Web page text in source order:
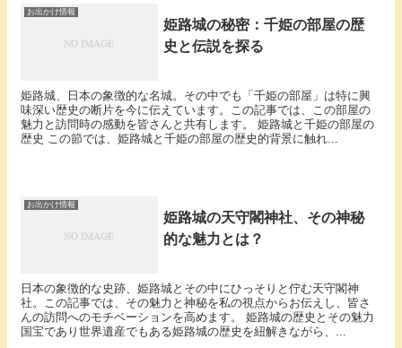
お出かけ情報
姫路城の秘密：千姫の部屋の歴
史と伝説を探る
姫路城、日本の象徴的な名城。その中でも「千姫の部屋」は特に興
味深い歴史の断片を今に伝えています。この記事では、この部屋の
魅力と訪問時の感動を皆さんと共有します。 姫路城と千姫の部屋の
歴史 この節では、姫路城と千姫の部屋の歴史的背景に触れ...
お出かけ情報
姫路城の天守閣神社、その神秘
的な魅力とは？
日本の象徴的な史跡、姫路城とその中にひっそりと佇む天守閣神
社。この記事では、その魅力と神秘を私の視点からお伝えし、皆さ
んの訪問へのモチベーションを高めます。 姫路城の歴史とその魅力
国宝であり世界遺産でもある姫路城の歴史を紐解きながら、...